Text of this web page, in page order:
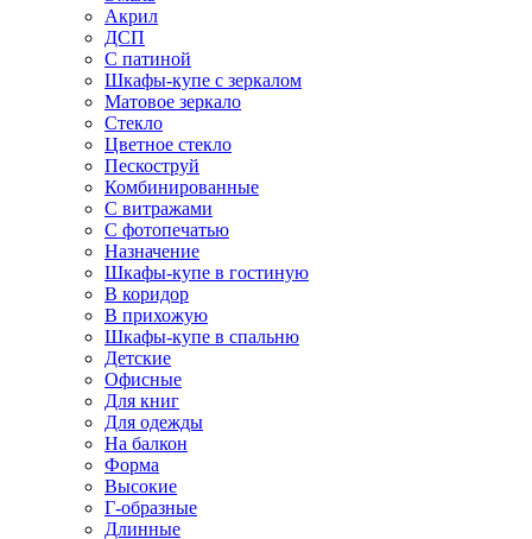
Акрил
ДСП
С патиной
Шкафы-купе с зеркалом
Матовое зеркало
Стекло
Цветное стекло
Пескоструй
Комбинированные
С витражами
С фотопечатью
Назначение
Шкафы-купе в гостиную
В коридор
В прихожую
Шкафы-купе в спальню
Детские
Офисные
Для книг
Для одежды
На балкон
Форма
Высокие
Г-образные
Длинные